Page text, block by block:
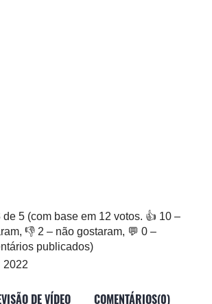
de 5 (com base em 12 votos. 👍 10 –
👎 2 – não gostaram, 💬 0 –
publicados)
2022
DE VÍDEO COMENTÁRIOS(0)